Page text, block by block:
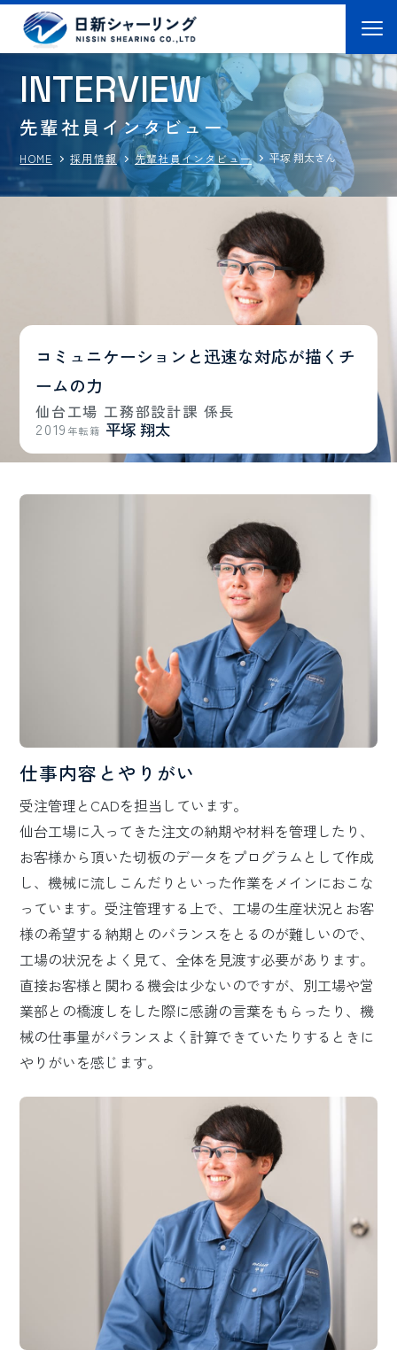
INTERVIEW
先輩社員インタビュー
HOME 採用情報 先輩社員インタビュー 平塚 翔太さん
コミュニケーションと迅速な対応が描くチ
ームの力
仙台工場 工務部設計課 係長
2019 年転籍 平塚 翔太
仕事内容とやりがい
受注管理とCADを担当しています。
仙台工場に入ってきた注文の納期や材料を管理したり、
お客様から頂いた切板のデータをプログラムとして作成
し、機械に流しこんだりといった作業をメインにおこな
っています。受注管理する上で、工場の生産状況とお客
様の希望する納期とのバランスをとるのが難しいので、
工場の状況をよく見て、全体を見渡す必要があります。
直接お客様と関わる機会は少ないのですが、別工場や営
業部との橋渡しをした際に感謝の言葉をもらったり、機
械の仕事量がバランスよく計算できていたりするときに
やりがいを感じます。